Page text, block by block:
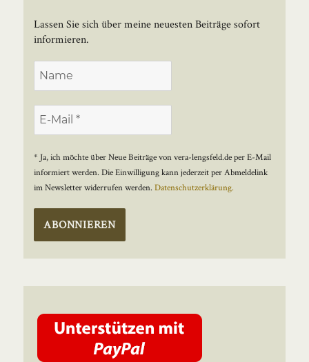
Lassen Sie sich über meine neuesten Beiträge sofort
informieren.
* Ja, ich möchte über Neue Beiträge von vera-lengsfeld.de per E-Mail
informiert werden. Die Einwilligung kann jederzeit per Abmeldelink
im Newsletter widerrufen werden.Datenschutzerklärung.